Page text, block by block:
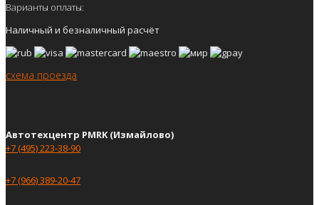
Варианты оплаты:
Наличный и безналичный расчёт
схема проезда
Автотехцентр PMRK (Измайлово)
+7 (495) 223-38-90
+7 (966) 389-20-47